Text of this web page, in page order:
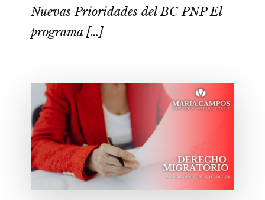
Nuevas Prioridades del BC PNP El
programa […]